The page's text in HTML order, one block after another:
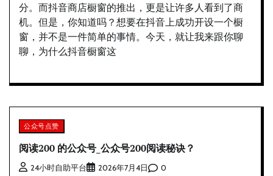
分。而抖音商店橱窗的推出，更是让许多人看到了商
机。但是，你知道吗？想要在抖音上成功开设一个橱
窗，并不是一件简单的事情。今天，就让我来跟你聊
聊，为什么抖音橱窗这
公众号点赞
阅读200 的公众号_公众号200阅读秘诀？
24小时自助平台 2026年7月4日 0